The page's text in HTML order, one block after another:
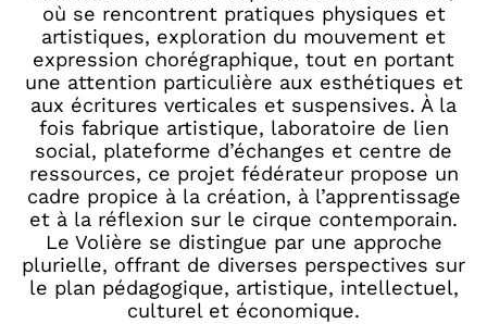
où se rencontrent pratiques physiques et
artistiques, exploration du mouvement et
expression chorégraphique, tout en portant
une attention particulière aux esthétiques et
aux écritures verticales et suspensives. À la
fois fabrique artistique, laboratoire de lien
social, plateforme d’échanges et centre de
ressources, ce projet fédérateur propose un
cadre propice à la création, à l’apprentissage
et à la réflexion sur le cirque contemporain.
Le Volière se distingue par une approche
plurielle, offrant de diverses perspectives sur
le plan pédagogique, artistique, intellectuel,
culturel et économique.